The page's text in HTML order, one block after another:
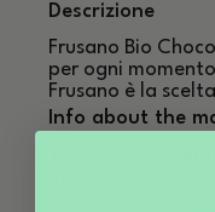
Descrizione
Frusano Bio
per ogni
Frusano è la
Info about the
The following